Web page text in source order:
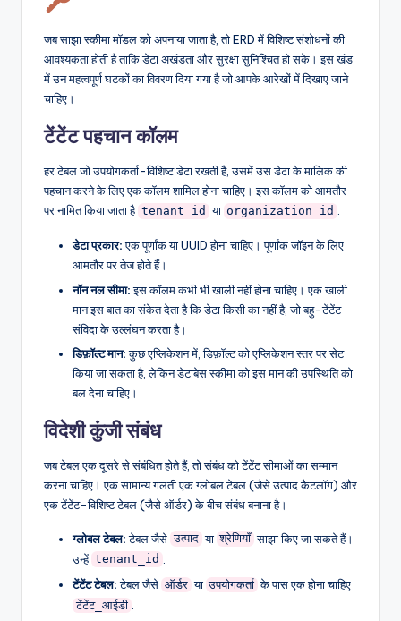
जब साझा स्कीमा मॉडल को अपनाया जाता है, तो ERD में विशिष्ट संशोधनों की
आवश्यकता होती है ताकि डेटा अखंडता और सुरक्षा सुनिश्चित हो सके। इस खंड
में उन महत्वपूर्ण घटकों का विवरण दिया गया है जो आपके आरेखों में दिखाए जाने
चाहिए।
टेंटेंट पहचान कॉलम
हर टेबल जो उपयोगकर्ता-विशिष्ट डेटा रखती है, उसमें उस डेटा के मालिक की
पहचान करने के लिए एक कॉलम शामिल होना चाहिए। इस कॉलम को आमतौर
पर नामित किया जाता है tenant_id या organization_id .
डेटा प्रकार:एक पूर्णांक या UUID होना चाहिए। पूर्णांक जॉइन के लिए
आमतौर पर तेज होते हैं।
नॉन नल सीमा:इस कॉलम कभी भी खाली नहीं होना चाहिए। एक खाली
मान इस बात का संकेत देता है कि डेटा किसी का नहीं है, जो बहु-टेंटेंट
संविदा के उल्लंघन करता है।
डिफ़ॉल्ट मान:कुछ एप्लिकेशन में, डिफ़ॉल्ट को एप्लिकेशन स्तर पर सेट
किया जा सकता है, लेकिन डेटाबेस स्कीमा को इस मान की उपस्थिति को
बल देना चाहिए।
विदेशी कुंजी संबंध
जब टेबल एक दूसरे से संबंधित होते हैं, तो संबंध को टेंटेंट सीमाओं का सम्मान
करना चाहिए। एक सामान्य गलती एक ग्लोबल टेबल (जैसे उत्पाद कैटलॉग) और
एक टेंटेंट-विशिष्ट टेबल (जैसे ऑर्डर) के बीच संबंध बनाना है।
ग्लोबल टेबल:टेबल जैसे उत्पाद या श्रेणियाँ साझा किए जा सकते हैं।
उन्हें tenant_id
टेंटेंट टेबल:टेबल जैसे ऑर्डर या उपयोगकर्ता के पास एक होना चाहिए
टेंटेंट_आईडी